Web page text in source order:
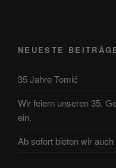
NEUESTE
35 Jahre Tomić
Wir feiern unseren 35.
ein.
Ab sofort bieten wir